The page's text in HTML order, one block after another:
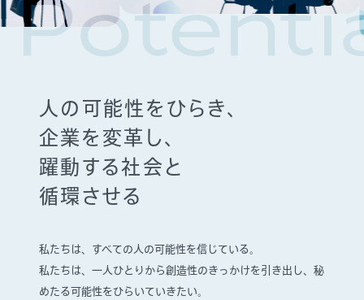
人の可能性をひらき、
企業を変革し、
躍動する社会と
循環させる
私たちは、すべての人の可能性を信じている。
私たちは、一人ひとりから創造性のきっかけを引き出し、 秘
めたる可能性をひらいていきたい。